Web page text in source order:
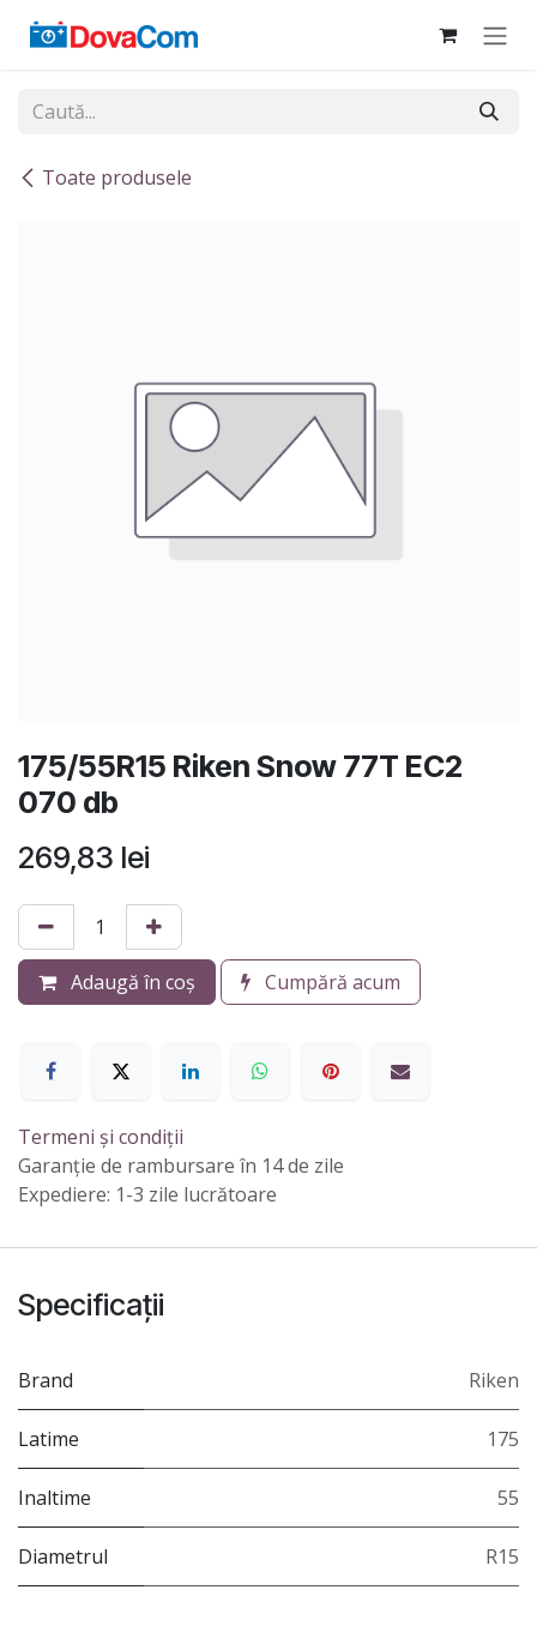
Toate produsele
175/55R15 Riken Snow 77T EC2
070 db
269,83 lei
Adaugă în coș Cumpără acum
Termeni și condiții
Garanție de rambursare în 14 de zile
Expediere: 1-3 zile lucrătoare
Specificații
Brand Riken
Latime 175
Inaltime 55
Diametrul R15